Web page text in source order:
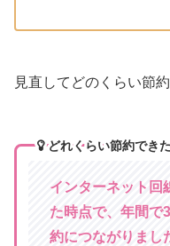
見直してどのくらい節
どれくらい節約でき
インターネット回
た時点で、年間で
約につながりまし